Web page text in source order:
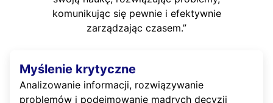
komunikując się pewnie i efektywnie
zarządzając czasem.”
Myślenie krytyczne
Analizowanie informacji, rozwiązywanie
problemów i podejmowanie mądrych decyzji